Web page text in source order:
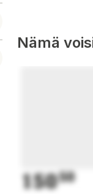
Nämä
15050